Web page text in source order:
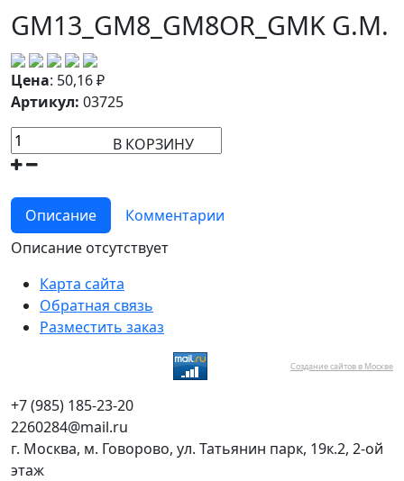
GM13_GM8_GM8OR_GMK G.M.
Цена: 50,16₽
Артикул: 03725
В КОРЗИНУ
Описание
Комментарии
Описание отсутствует
Карта сайта
Обратная связь
Разместить заказ
Создание сайтов в Москве
+7 (985) 185-23-20
2260284@mail.ru
г. Москва, м. Говорово, ул. Татьянин парк, 19к.2, 2-ой
этаж